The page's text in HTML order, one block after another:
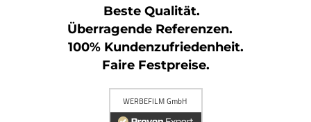
Beste Qualität.
Überragende Referenzen.
100% Kundenzufriedenheit.
Faire Festpreise.